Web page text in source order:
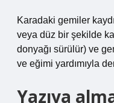
Karadaki gemiler
veya düz bir şekilde
donyağı sürülür) ve
ve eğimi yardımıyla
Yazıya